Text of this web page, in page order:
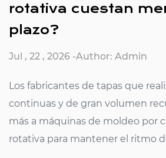
rotativa cuestan
plazo?
Jul , 22 , 2026 -Author: Admin
Los fabricantes de tapas que
continuas y de gran volumen
más a máquinas de moldeo por
rotativa para mantener el ritmo